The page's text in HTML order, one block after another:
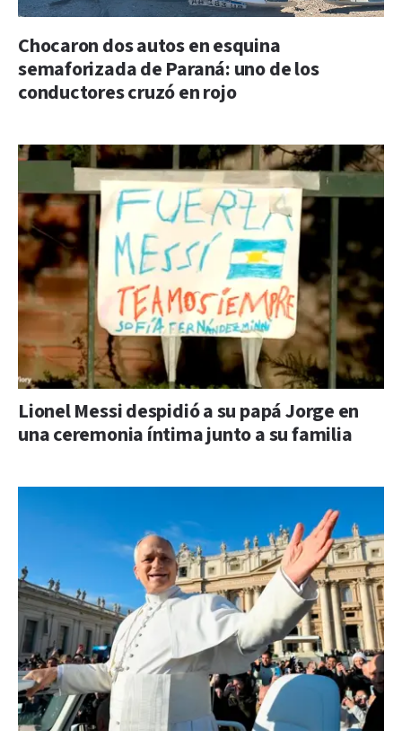
Chocaron dos autos en esquina
semaforizada de Paraná: uno de los
conductores cruzó en rojo
Lionel Messi despidió a su papá Jorge en
una ceremonia íntima junto a su familia